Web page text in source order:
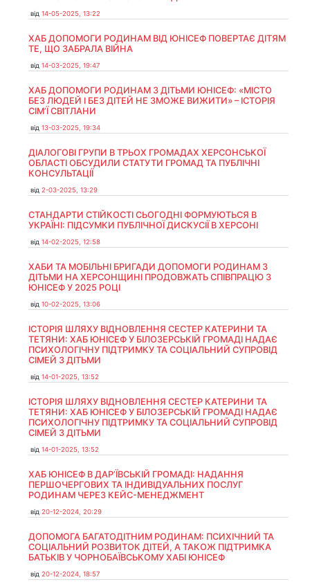
від 14-05-2025, 13:22
ХАБ ДОПОМОГИ РОДИНАМ ВІД ЮНІСЕФ ПОВЕРТАЄ ДІТЯМ
ТЕ, ЩО ЗАБРАЛА ВІЙНА
від 14-03-2025, 19:47
ХАБ ДОПОМОГИ РОДИНАМ З ДІТЬМИ ЮНІСЕФ: «МІСТО
БЕЗ ЛЮДЕЙ І БЕЗ ДІТЕЙ НЕ ЗМОЖЕ ВИЖИТИ» – ІСТОРІЯ
СІМʼЇ СВІТЛАНИ
від 13-03-2025, 19:34
ДІАЛОГОВІ ГРУПИ В ТРЬОХ ГРОМАДАХ ХЕРСОНСЬКОЇ
ОБЛАСТІ ОБСУДИЛИ СТАТУТИ ГРОМАД ТА ПУБЛІЧНІ
КОНСУЛЬТАЦІЇ
від 2-03-2025, 13:29
СТАНДАРТИ СТІЙКОСТІ СЬОГОДНІ ФОРМУЮТЬСЯ В
УКРАЇНІ: ПІДСУМКИ ПУБЛІЧНОЇ ДИСКУСІЇ В ХЕРСОНІ
від 14-02-2025, 12:58
ХАБИ ТА МОБІЛЬНІ БРИГАДИ ДОПОМОГИ РОДИНАМ З
ДІТЬМИ НА ХЕРСОНЩИНІ ПРОДОВЖАТЬ СПІВПРАЦЮ З
ЮНІСЕФ У 2025 РОЦІ
від 10-02-2025, 13:06
ІСТОРІЯ ШЛЯХУ ВІДНОВЛЕННЯ СЕСТЕР КАТЕРИНИ ТА
ТЕТЯНИ: ХАБ ЮНІСЕФ У БІЛОЗЕРСЬКІЙ ГРОМАДІ НАДАЄ
ПСИХОЛОГІЧНУ ПІДТРИМКУ ТА СОЦІАЛЬНИЙ СУПРОВІД
СІМЕЙ З ДІТЬМИ
від 14-01-2025, 13:52
ІСТОРІЯ ШЛЯХУ ВІДНОВЛЕННЯ СЕСТЕР КАТЕРИНИ ТА
ТЕТЯНИ: ХАБ ЮНІСЕФ У БІЛОЗЕРСЬКІЙ ГРОМАДІ НАДАЄ
ПСИХОЛОГІЧНУ ПІДТРИМКУ ТА СОЦІАЛЬНИЙ СУПРОВІД
СІМЕЙ З ДІТЬМИ
від 14-01-2025, 13:52
ХАБ ЮНІСЕФ В ДАР’ЇВСЬКІЙ ГРОМАДІ: НАДАННЯ
ПЕРШОЧЕРГОВИХ ТА ІНДИВІДУАЛЬНИХ ПОСЛУГ
РОДИНАМ ЧЕРЕЗ КЕЙС-МЕНЕДЖМЕНТ
від 20-12-2024, 20:29
ДОПОМОГА БАГАТОДІТНИМ РОДИНАМ: ПСИХІЧНИЙ ТА
СОЦІАЛЬНИЙ РОЗВИТОК ДІТЕЙ, А ТАКОЖ ПІДТРИМКА
БАТЬКІВ У ЧОРНОБАЇВСЬКОМУ ХАБІ ЮНІСЕФ
від 20-12-2024, 18:57